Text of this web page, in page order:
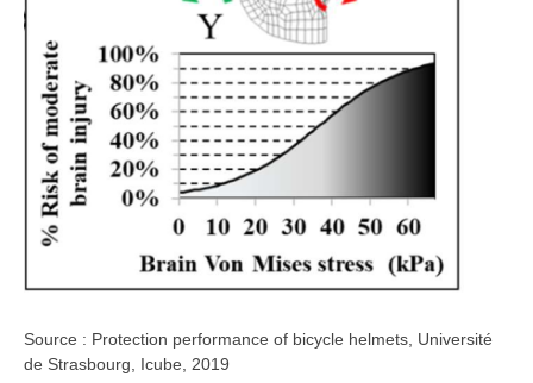
Source : Protection performance of bicycle helmets, Université
de Strasbourg, Icube, 2019